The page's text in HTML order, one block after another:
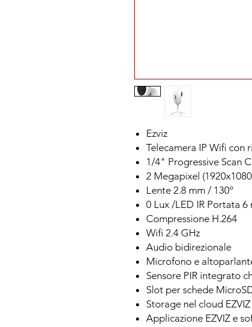
Ezviz
Telecamera IP Wifi con
1/4" Progressive Scan
2 Megapixel
Lente 2.8 mm / 130º
0 Lux /LED IR Portata 6
Compressione H.264
Wifi 2.4 GHz
Audio bidirezionale
Microfono e
Sensore PIR integrato
Slot per schede
Storage nel cloud
Applicazione EZVIZ e